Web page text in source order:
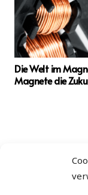
Die Welt im
Magnete die
|